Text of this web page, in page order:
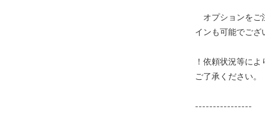
オプションをご
インも可能でござ
！依頼状況等に
ご了承ください。
----------------